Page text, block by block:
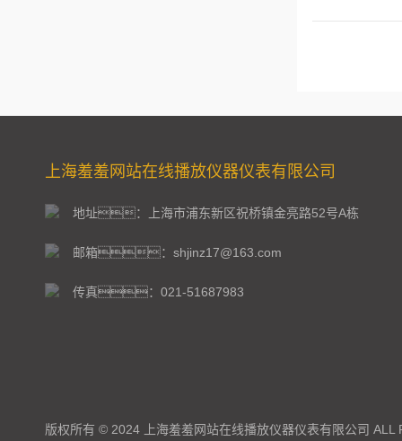
上海羞羞网站在线播放仪器仪表有限公司
地址：上海市浦东新区祝桥镇金亮路52号A栋
邮箱：shjinz17@163.com
传真：021-51687983
版权所有 © 2024 上海羞羞网站在线播放仪器仪表有限公司 ALL